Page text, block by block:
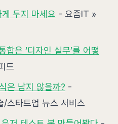
두지 마세요 - 요즘IT »
은 ‘디자인 실무’를 어떻
드
은 남지 않을까? -
타트업 뉴스 서비스